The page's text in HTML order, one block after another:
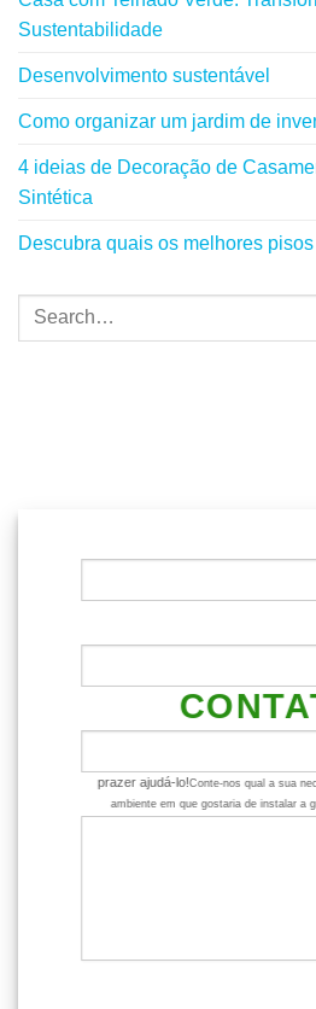
Sustentabilidade
Desenvolvimento sustentável
Como organizar um jardim de
4 ideias de Decoração de
Sintética
Descubra quais os melhores
Ficou com alguma dúvida ou
mais detalhadas? Entre em
prazer ajudá-lo!Conte-nos qual a sua
ambiente em que gostaria de instalar a